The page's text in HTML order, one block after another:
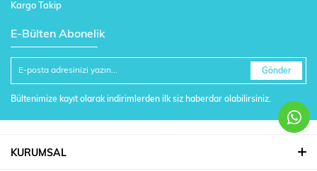
Kargo Takip
E-Bülten Abonelik
Gönder
Bültenimize kayıt olarak indirimlerden ilk siz haberdar olabilirsiniz.
KURUMSAL